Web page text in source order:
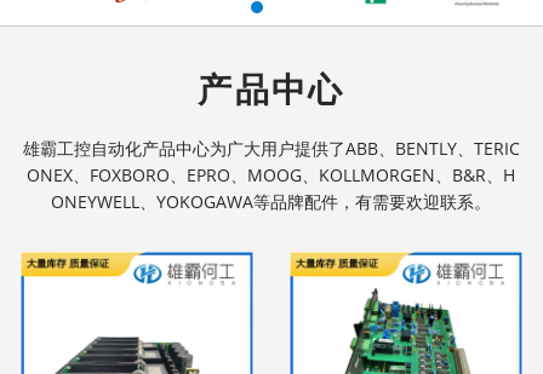
产品中心
雄霸工控自动化产品中心为广大用户提供了ABB、BENTLY、TERIC
ONEX、FOXBORO、EPRO、MOOG、KOLLMORGEN、B&R、H
ONEYWELL、YOKOGAWA等品牌配件，有需要欢迎联系。